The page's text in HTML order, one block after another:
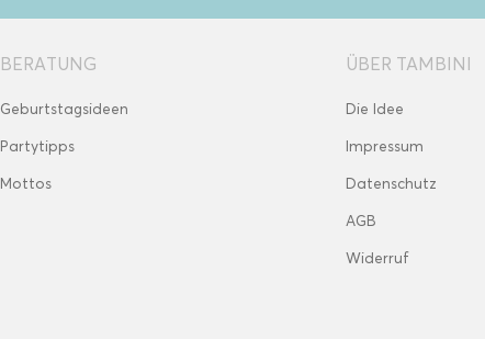
BERATUNG
Geburtstagsideen
Partytipps
Mottos
ÜBER TAMBINI
Die Idee
Impressum
Datenschutz
AGB
Widerruf